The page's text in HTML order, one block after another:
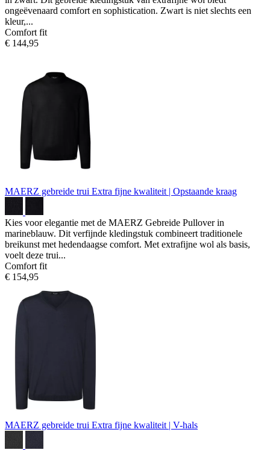
ongeëvenaard comfort en sophistication. Zwart is niet slechts een
kleur,...
Comfort fit
€ 144,95
MAERZ gebreide trui Extra fijne kwaliteit | Opstaande kraag
Kies voor elegantie met de MAERZ Gebreide Pullover in
marineblauw. Dit verfijnde kledingstuk combineert traditionele
breikunst met hedendaagse comfort. Met extrafijne wol als basis,
voelt deze trui...
Comfort fit
€ 154,95
MAERZ gebreide trui Extra fijne kwaliteit | V-hals